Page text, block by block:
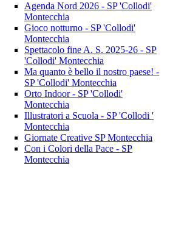
Agenda Nord 2026 - SP 'Collodi'
Montecchia
Gioco notturno - SP 'Collodi'
Montecchia
Spettacolo fine A. S. 2025-26 - SP
'Collodi' Montecchia
Ma quanto è bello il nostro paese! -
SP 'Collodi' Montecchia
Orto Indoor - SP 'Collodi'
Montecchia
Illustratori a Scuola - SP 'Collodi '
Montecchia
Giornate Creative SP Montecchia
Con i Colori della Pace - SP
Montecchia